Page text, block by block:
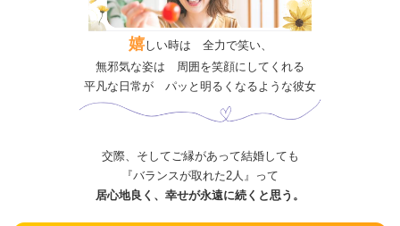
嬉しい時は 全力で笑い、
無邪気な姿は 周囲を笑顔にしてくれる
平凡な日常が パッと明るくなるような彼女
交際、そしてご縁があって結婚しても
『バランスが取れた2人』って
居心地良く、幸せが永遠に続くと思う。